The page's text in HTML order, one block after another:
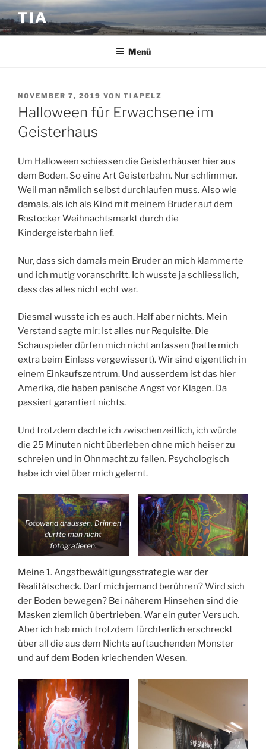
Zum
Inhalt
springen
TIA
Menü
VERÖFFENTLICHT
AM
NOVEMBER 7, 2019 VON TIAPELZ
Halloween für Erwachsene im
Geisterhaus
Um Halloween schiessen die Geisterhäuser hier aus
dem Boden. So eine Art Geisterbahn. Nur schlimmer.
Weil man nämlich selbst durchlaufen muss. Also wie
damals, als ich als Kind mit meinem Bruder auf dem
Rostocker Weihnachtsmarkt durch die
Kindergeisterbahn lief.
Nur, dass sich damals mein Bruder an mich klammerte
und ich mutig voranschritt. Ich wusste ja schliesslich,
dass das alles nicht echt war.
Diesmal wusste ich es auch. Half aber nichts. Mein
Verstand sagte mir: Ist alles nur Requisite. Die
Schauspieler dürfen mich nicht anfassen (hatte mich
extra beim Einlass vergewissert). Wir sind eigentlich in
einem Einkaufszentrum. Und ausserdem ist das hier
Amerika, die haben panische Angst vor Klagen. Da
passiert garantiert nichts.
Und trotzdem dachte ich zwischenzeitlich, ich würde
die 25 Minuten nicht überleben ohne mich heiser zu
schreien und in Ohnmacht zu fallen. Psychologisch
habe ich viel über mich gelernt.
Fotowand draussen. Drinnen
durfte man nicht
fotografieren.
Meine 1. Angstbewältigungsstrategie war der
Realitätscheck. Darf mich jemand berühren? Wird sich
der Boden bewegen? Bei näherem Hinsehen sind die
Masken ziemlich übertrieben. War ein guter Versuch.
Aber ich hab mich trotzdem fürchterlich erschreckt
über all die aus dem Nichts auftauchenden Monster
und auf dem Boden kriechenden Wesen.